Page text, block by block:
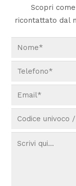
Scopri
ricontattato dal